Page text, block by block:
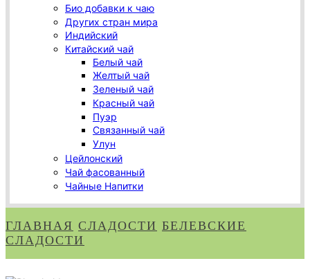
Био добавки к чаю
Других стран мира
Индийский
Китайский чай
Белый чай
Желтый чай
Зеленый чай
Красный чай
Пуэр
Связанный чай
Улун
Цейлонский
Чай фасованный
Чайные Напитки
ГЛАВНАЯ СЛАДОСТИ БЕЛЕВСКИЕ
СЛАДОСТИ